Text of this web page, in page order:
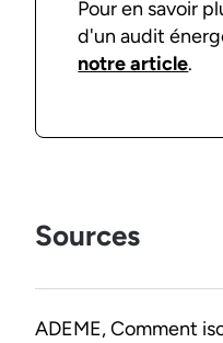
Pour en savoir
d'un audit
notre article.
Sources
ADEME, Comment